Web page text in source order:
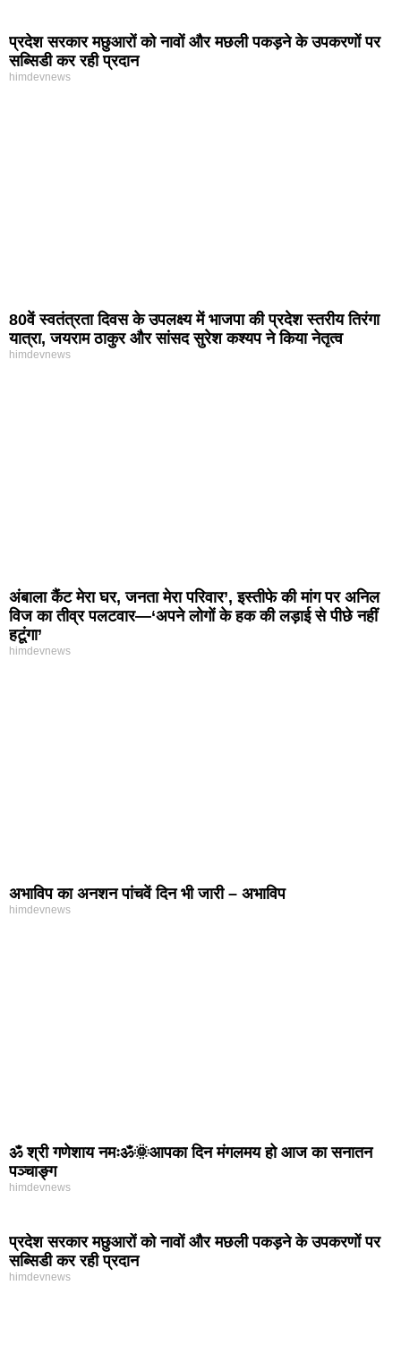
प्रदेश सरकार मछुआरों को नावों और मछली पकड़ने के उपकरणों पर
सब्सिडी कर रही प्रदान
himdevnews
80वें स्वतंत्रता दिवस के उपलक्ष्य में भाजपा की प्रदेश स्तरीय तिरंगा
यात्रा, जयराम ठाकुर और सांसद सुरेश कश्यप ने किया नेतृत्व
himdevnews
अंबाला कैंट मेरा घर, जनता मेरा परिवार’, इस्तीफे की मांग पर अनिल
विज का तीव्र पलटवार—‘अपने लोगों के हक की लड़ाई से पीछे नहीं
हटूंगा’
himdevnews
अभाविप का अनशन पांचवें दिन भी जारी – अभाविप
himdevnews
ॐ श्री गणेशाय नमःॐ🌞आपका दिन मंगलमय हो आज का सनातन
पञ्चाङ्ग
himdevnews
प्रदेश सरकार मछुआरों को नावों और मछली पकड़ने के उपकरणों पर
सब्सिडी कर रही प्रदान
himdevnews